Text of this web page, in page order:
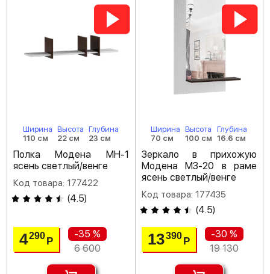
Ширина
110 см
Высота
22 см
Глубина
23 см
Полка Модена МН-1
ясень светлый/венге
Код товара: 177422
(4.5)
4290Р
-35 %
6 600
Ширина
70 см
Высота
100 см
Глубина
16.6 см
Зеркало в прихожую
Модена МЗ-20 в раме
ясень светлый/венге
Код товара: 177435
(4.5)
13390 Р
-30 %
19 130